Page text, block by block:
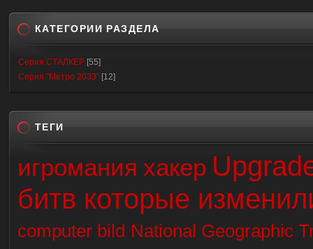
КАТЕГОРИИ РАЗДЕЛА
Серия СТАЛКЕР [55]
Серия "Метро 2033" [12]
ТЕГИ
игромания хакер
битв которые
computer bild National Geographic